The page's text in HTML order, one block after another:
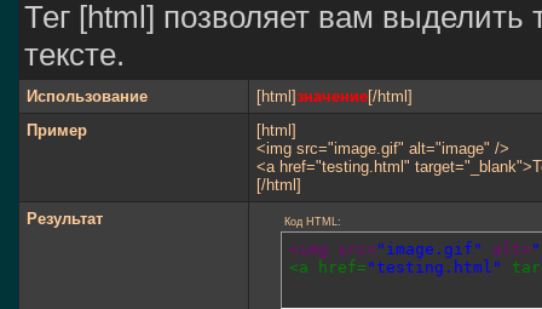
Тег [html] позволяет вам
тексте.
Использование [html]значение[/html]
Пример
[html]
<img src="image.gif" alt="image" />
<a href="testing.html"
[/html]
Результат
Код HTML:
<img src= "image.gif" alt=
<a href= "testing.html"